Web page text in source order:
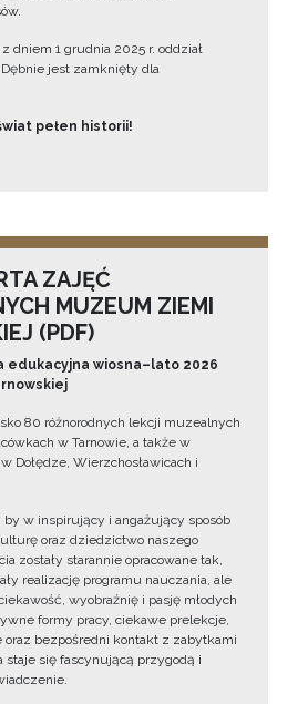
dniem 1 grudnia 2025 r. oddział
jest zamknięty dla
pełen historii!
ZAJĘĆ
MUZEUM ZIEMI
(PDF)
edukacyjna wiosna–lato 2026
80 różnorodnych lekcji muzealnych
w Tarnowie, a także w
Dołędze, Wierzchosławicach i
by w inspirujący i angażujący sposób
oraz dziedzictwo naszego
zostały starannie opracowane tak,
realizację programu nauczania, ale
wyobraźnię i pasję młodych
formy pracy, ciekawe prelekcje,
oraz bezpośredni kontakt z zabytkami
staje się fascynującą przygodą i